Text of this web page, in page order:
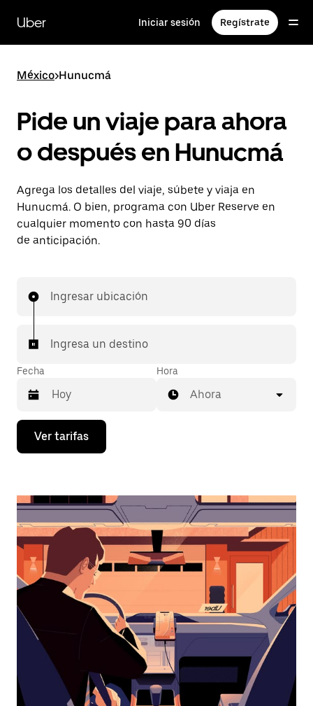
contenido
principal
Uber Iniciar sesión Regístrate
México>Hunucmá
Pide un viaje para ahora
o después en Hunucmá
Agrega los detalles del viaje, súbete y viaja en
Hunucmá. O bien, programa con Uber Reserve en
cualquier momento con hasta 90 días
de anticipación.
Ingresar ubicación
Ingresa un destino
Fecha
Presiona
flecha
interactuar
el
calendario
selecciona
una
fecha.
Presiona
la
tecla Esc
para
calendario.
Hora
Ahora
Ver tarifas